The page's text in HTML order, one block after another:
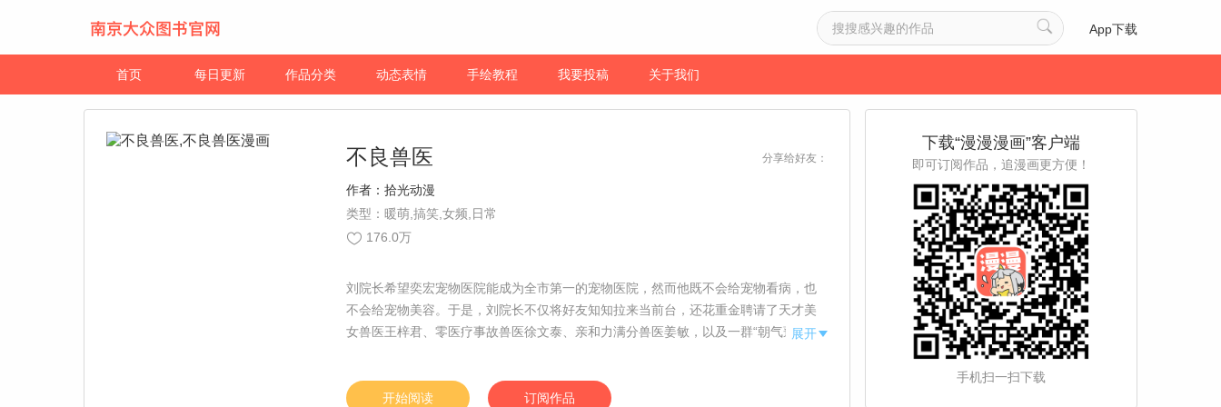
App下载
首页 每日更新 作品分类 动态表情 手绘教程 我要投稿 关于我们
不良兽医 分享给好友：
作者： 拾光动漫
类型：暖萌,搞笑,女频,日常
176.0万
刘院长希望奕宏宠物医院能成为全市第一的宠物医院，然而他既不会给宠物看病，也
不会给宠物美容。于是，刘院长不仅将好友知知拉来当前台，还花重金聘请了天才美
女兽医王梓君、零医疗事故兽医徐文泰、亲和力满分兽医姜敏，以及一群“朝气蓬勃”的
来，各自发力最后证明了院长的清白，也使医院成功的渡过了危机，如愿成为全市第
展开
开始阅读 订阅作品
下载“漫漫漫画”客户端
即可订阅作品，追漫画更方便！
手机扫一扫下载